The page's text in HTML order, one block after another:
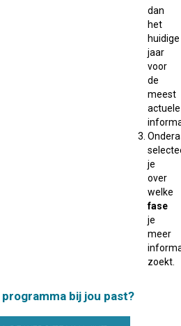
dan
het
huidige
jaar
voor
de
meest
actuele
je
over
welke
fase
je
meer
zoekt.
bij jou past?